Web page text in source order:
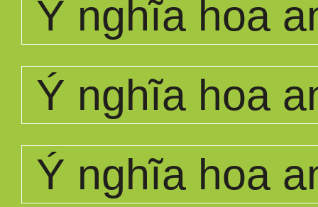
Ý nghĩa hoa
Ý nghĩa hoa
Ý nghĩa hoa